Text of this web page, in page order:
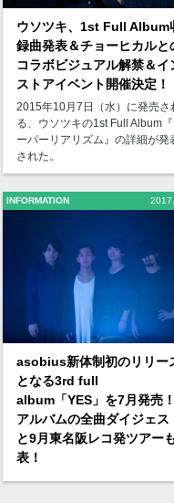
ウソツキ、1st Full Album
録曲発表＆チョーヒカルと
コラボビジュアル解禁＆イ
ストアイベント開催決定！
2015年10月7日（水）に発売さ
る、ウソツキの1st Full Album
ーパーリアリズム』の詳細が発
された。
INFORMATION
asobius新体制初のリリー
となる3rd full
album「YES」を7月発売
アルバムの全曲ダイジェス
と9月東名阪レコ発ツアー
表！